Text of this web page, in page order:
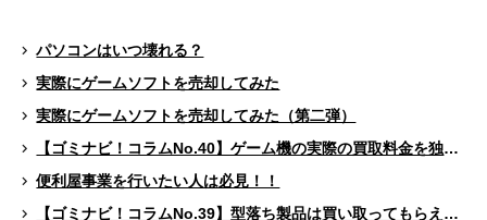
パソコンはいつ壊れる？
実際にゲームソフトを売却してみた
実際にゲームソフトを売却してみた（第二弾）
【ゴミナビ！コラムNo.40】ゲーム機の実際の買取料金を独自調査！！
便利屋事業を行いたい人は必見！！
【ゴミナビ！コラムNo.39】型落ち製品は買い取ってもらえる？（ゲームソフト編）